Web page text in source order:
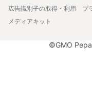
広告識別子の取得・利用
プ
メディアキット
©GMO